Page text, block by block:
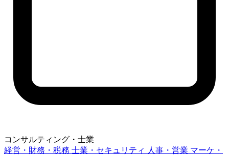
コンサルティング・士業
経営・財務・税務 士業・セキュリティ 人事・営業 マーケ・